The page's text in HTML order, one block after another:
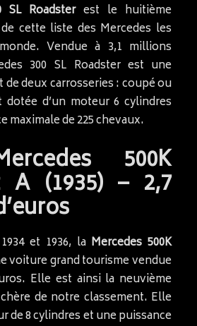
SL Roadsterest le huitième
cette liste des Mercedes les
Vendue à 3,1 millions
300 SL Roadster est une
deux carrosseries : coupé ou
d’un moteur 6 cylindres
maximale de 225 chevaux.
500K
A (1935) – 2,7
et 1936, la Mercedes 500K
voiture grand tourisme vendue
Elle est ainsi la neuvième
de notre classement. Elle
de 8 cylindres et une puissance